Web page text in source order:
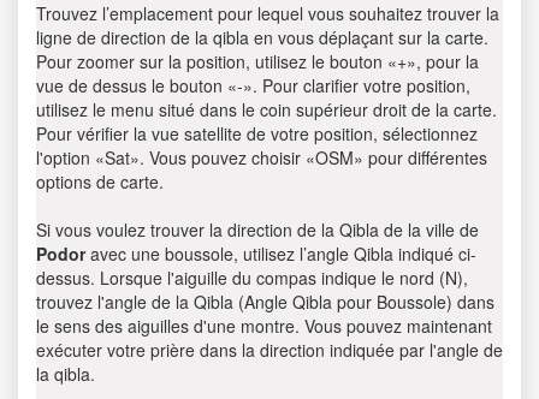
Trouvez l’emplacement pour lequel vous souhaitez trouver la
ligne de direction de la qibla en vous déplaçant sur la carte.
Pour zoomer sur la position, utilisez le bouton «+», pour la
vue de dessus le bouton «-». Pour clarifier votre position,
utilisez le menu situé dans le coin supérieur droit de la carte.
Pour vérifier la vue satellite de votre position, sélectionnez
l'option «Sat». Vous pouvez choisir «OSM» pour différentes
options de carte.
Si vous voulez trouver la direction de la Qibla de la ville de
Podoravec une boussole, utilisez l’angle Qibla indiqué ci-
dessus. Lorsque l'aiguille du compas indique le nord (N),
trouvez l'angle de la Qibla (Angle Qibla pour Boussole) dans
le sens des aiguilles d'une montre. Vous pouvez maintenant
exécuter votre prière dans la direction indiquée par l'angle de
la qibla.